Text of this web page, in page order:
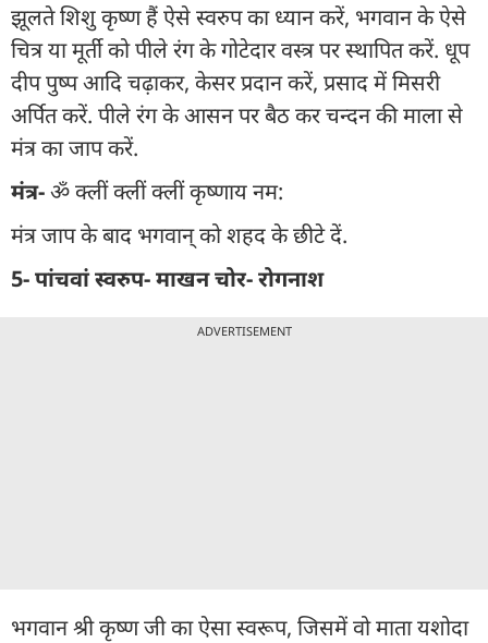
झूलते शिशु कृष्ण हैं ऐसे स्वरुप का ध्यान करें, भगवान के ऐसे
चित्र या मूर्ती को पीले रंग के गोटेदार वस्त्र पर स्थापित करें. धूप
दीप पुष्प आदि चढ़ाकर, केसर प्रदान करें, प्रसाद में मिसरी
अर्पित करें. पीले रंग के आसन पर बैठ कर चन्दन की माला से
मंत्र का जाप करें.
मंत्र-ॐ क्लीं क्लीं क्लीं कृष्णाय नम:
मंत्र जाप के बाद भगवान् को शहद के छीटे दें.
5- पांचवां स्वरुप- माखन चोर- रोगनाश
ADVERTISEMENT
भगवान श्री कृष्ण जी का ऐसा स्वरूप, जिसमें वो माता यशोदा